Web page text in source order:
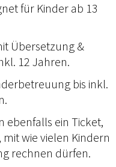
für Kinder ab 13
Übersetzung &
12 Jahren.
bis inkl.
ebenfalls ein Ticket,
wie vielen Kindern
rechnen dürfen.